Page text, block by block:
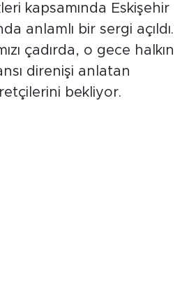
kapsamında Eskişehir
anlamlı bir sergi açıldı.
çadırda, o gece halkın
direnişi anlatan
bekliyor.